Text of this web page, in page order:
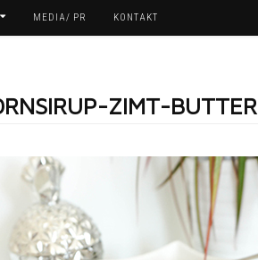
MEDIA/ PR KONTAKT
ZIMT-BUTTER